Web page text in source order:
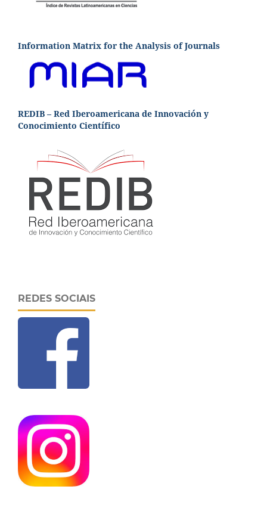
Information Matrix for the Analysis of Journals
REDIB – Red Iberoamericana de Innovación y
Conocimiento Científico
REDES SOCIAIS